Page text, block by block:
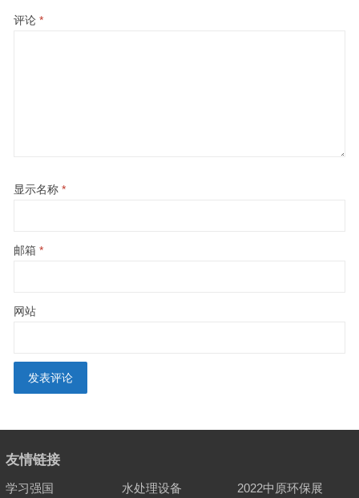
评论 *
显示名称 *
邮箱 *
网站
友情链接
学习强国 水处理设备
2022中原环保展